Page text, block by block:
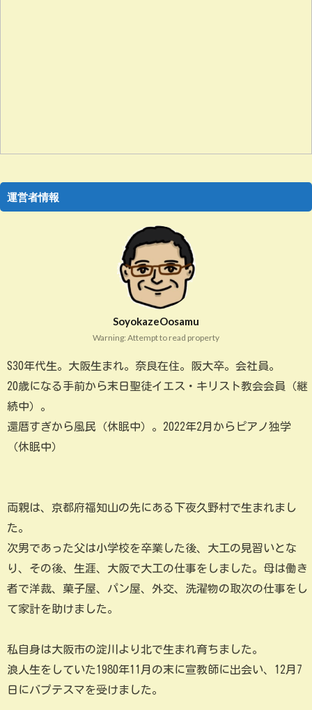
運営者情報
SoyokazeOosamu
Warning: Attempt to read property
S30年代生。大阪生まれ。奈良在住。阪大卒。会社員。
20歳になる手前から末日聖徒イエス・キリスト教会会員（継
続中）。
還暦すぎから風民（休眠中）。2022年2月からピアノ独学
（休眠中）
両親は、京都府福知山の先にある下夜久野村で生まれまし
た。
次男であった父は小学校を卒業した後、大工の見習いとな
り、その後、生涯、大阪で大工の仕事をしました。母は働き
者で洋裁、菓子屋、パン屋、外交、洗濯物の取次の仕事をし
て家計を助けました。
私自身は大阪市の淀川より北で生まれ育ちました。
浪人生をしていた1980年11月の末に宣教師に出会い、12月7
日にバプテスマを受けました。